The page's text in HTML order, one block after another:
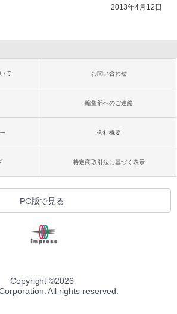
2013年4月12日
て お問い合わせ
編集部へのご連絡
会社概要
特定商取引法に基づく表示
PC版で見る
Copyright ©2026
All rights reserved.